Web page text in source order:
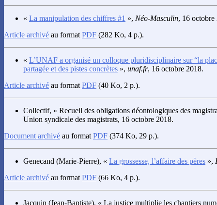
« La manipulation des chiffres #1 », Néo-Masculin, 16 octobre
Article archivé au format PDF (282 Ko, 4 p.).
« L’UNAF a organisé un colloque pluridisciplinaire sur “la
partagée et des pistes concrètes », unaf.fr, 16 octobre 2018.
Article archivé au format PDF (40 Ko, 2 p.).
Collectif, « Recueil des obligations déontologiques des
Union syndicale des magistrats, 16 octobre 2018.
Document archivé au format PDF (374 Ko, 29 p.).
Genecand (Marie-Pierre), « La grossesse, l’affaire des pères »,
Article archivé au format PDF (66 Ko, 4 p.).
Jacquin (Jean-Baptiste), « La justice multiplie les chantiers